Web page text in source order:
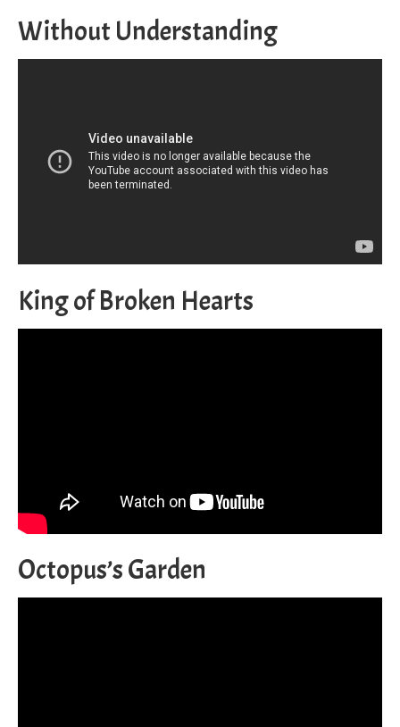
Without Understanding
King of Broken Hearts
Octopus’s Garden